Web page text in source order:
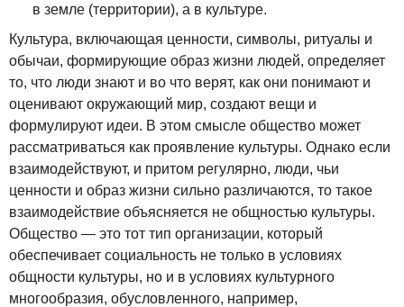
в земле (территории), а в культуре.
Культура, включающая ценности, символы, ритуалы и
обычаи, формирующие образ жизни людей, определяет
то, что люди знают и во что верят, как они понимают и
оценивают окружающий мир, создают вещи и
формулируют идеи. В этом смысле общество может
рассматриваться как проявление культуры. Однако если
взаимодействуют, и притом регулярно, люди, чьи
ценности и образ жизни сильно различаются, то такое
взаимодействие объясняется не общностью культуры.
Общество — это тот тип организации, который
обеспечивает социальность не только в условиях
общности культуры, но и в условиях культурного
многообразия, обусловленного, например,